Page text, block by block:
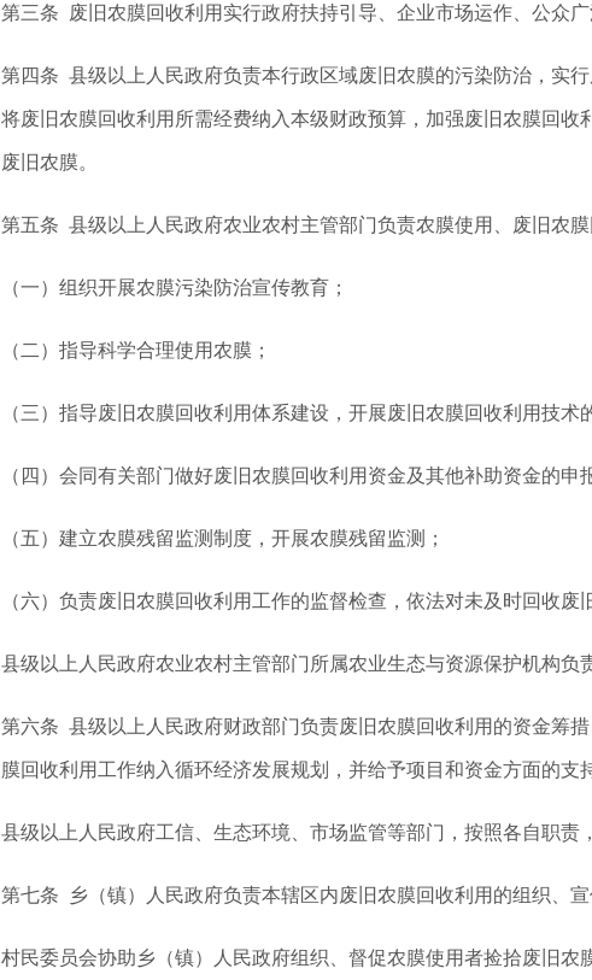
废旧农膜回收利用实行政府扶持引导、企业市场运作、公众广
县级以上人民政府负责本行政区域废旧农膜的污染防治，实行
废旧农膜回收利用所需经费纳入本级财政预算，加强废旧农膜回
旧农膜。
县级以上人民政府农业农村主管部门负责农膜使用、废旧农膜
）组织开展农膜污染防治宣传教育；
）指导科学合理使用农膜；
指导废旧农膜回收利用体系建设，开展废旧农膜回收利用技术的
会同有关部门做好废旧农膜回收利用资金及其他补助资金的申报
建立农膜残留监测制度，开展农膜残留监测；
负责废旧农膜回收利用工作的监督检查，依法对未及时回收废旧
上人民政府农业农村主管部门所属农业生态与资源保护机构负责
县级以上人民政府财政部门负责废旧农膜回收利用的资金筹措
回收利用工作纳入循环经济发展规划，并给予项目和资金方面的支
上人民政府工信、生态环境、市场监管等部门，按照各自职责，
乡（镇）人民政府负责本辖区内废旧农膜回收利用的组织、宣
员会协助乡（镇）人民政府组织、督促农膜使用者捡拾废旧农